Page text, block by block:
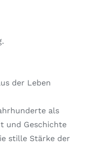
der Leben
als
und Geschichte
stille Stärke der